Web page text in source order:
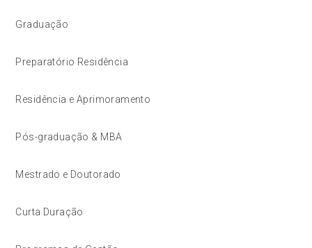
Graduação
Preparatório Residência
Residência e Aprimoramento
Pós-graduação & MBA
Mestrado e Doutorado
Curta Duração